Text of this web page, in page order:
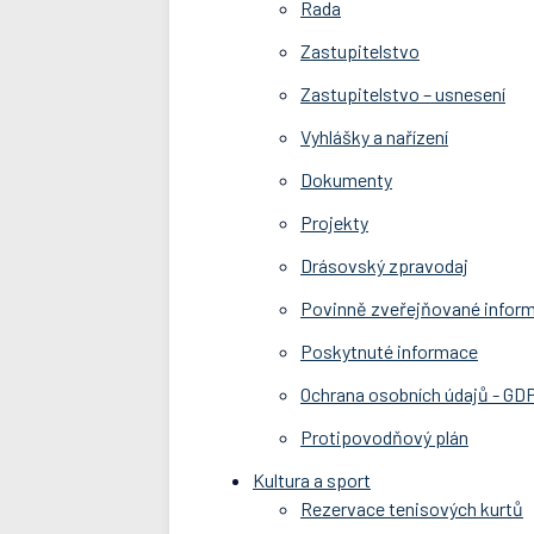
Rada
Zastupitelstvo
Zastupitelstvo – usnesení
Vyhlášky a nařízení
Dokumenty
Projekty
Drásovský zpravodaj
Povinně zveřejňované
Poskytnuté informace
Ochrana osobních údajů -
Protipovodňový plán
Kultura a sport
Rezervace tenisových kurtů